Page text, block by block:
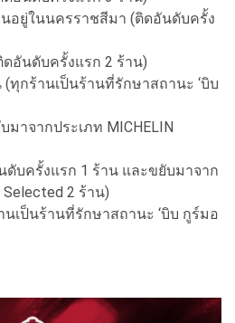
นอยู่ในนครราชสีมา (ติดอันดับครั้ง
อันดับครั้งแรก 2 ร้าน)
ทุกร้านเป็นร้านที่รักษาสถานะ ‘บิบ
มาจากประเภท MICHELIN
ดับครั้งแรก 1 ร้าน และขยับมาจาก
Selected 2 ร้าน)
นเป็นร้านที่รักษาสถานะ ‘บิบ กูร์มอ